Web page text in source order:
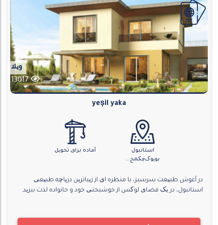
ویلا
13017
yeşil yaka
استانبول
بویوک‌چکمج...
آماده برای تحویل
در آغوش طبیعت سرسبز، با منظره ای از زیباترین دریاچه طبیعی
استانبول، در یک فضای لوکس از خوشبختی خود و خانواده لذت ببرید.